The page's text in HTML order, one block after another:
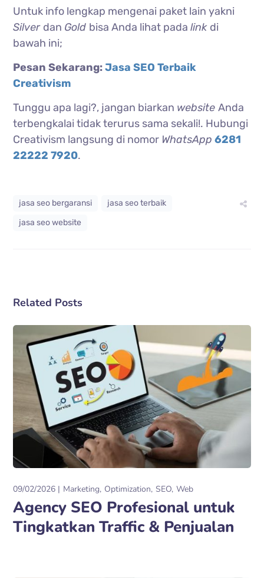
Untuk info lengkap mengenai paket lain yakni
Silver dan Gold bisa Anda lihat padalink di
bawah ini;
Pesan Sekarang:Jasa SEO Terbaik
Creativism
Tunggu apa lagi?, jangan biarkan websiteAnda
terbengkalai tidak terurus sama sekali!. Hubungi
Creativism langsung di nomor WhatsApp 6281
22222 7920.
jasa seo bergaransi
jasa seo terbaik
jasa seo website
Related Posts
09/02/2026 Marketing Optimization SEO Web
Agency SEO Profesional untuk
Tingkatkan Traffic & Penjualan